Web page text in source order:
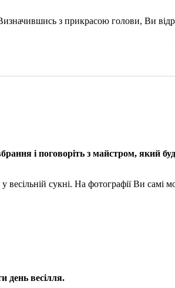
з прикрасою голови, Ви
і поговоріть з майстром, який
весільній сукні. На фотографії Ви самі
день весілля.